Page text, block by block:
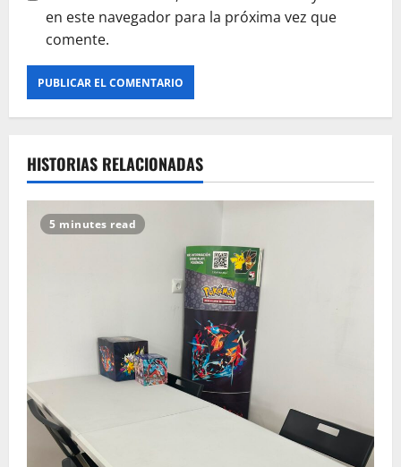
en este navegador para la próxima vez que
comente.
HISTORIAS RELACIONADAS
5 minutes read